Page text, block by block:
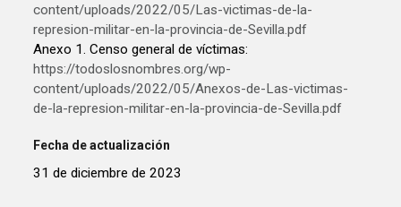
content/uploads/2022/05/Las-victimas-de-la-
represion-militar-en-la-provincia-de-Sevilla.pdf
Anexo 1. Censo general de víctimas:
https://todoslosnombres.org/wp-
content/uploads/2022/05/Anexos-de-Las-victimas-
de-la-represion-militar-en-la-provincia-de-Sevilla.pdf
Fecha de actualización
31 de diciembre de 2023